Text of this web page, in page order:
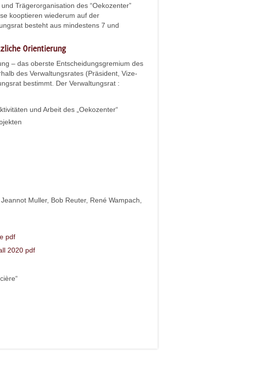
Trägerorganisation des “Oekozenter”
kooptieren wiederum auf der
besteht aus mindestens 7 und
Orientierung
– das oberste Entscheidungsgremium des
des Verwaltungsrates (Präsident, Vize-
bestimmt. Der Verwaltungsrat :
und Arbeit des „Oekozenter“
Muller, Bob Reuter, René Wampach,
pdf
2020 pdf